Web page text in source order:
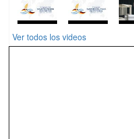
Ver todos los videos